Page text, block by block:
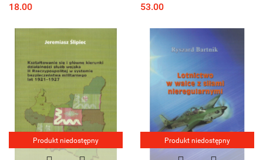
18.00
Wojska Polskiego
53.00
Produkt niedostępny Produkt niedostępny